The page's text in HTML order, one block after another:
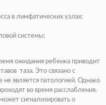
в лимфатических узлах;
системы;
ожидания ребенка приводит
таза. Это связано с
является патологией. Однако
во время расслабления.
сигнализировать о